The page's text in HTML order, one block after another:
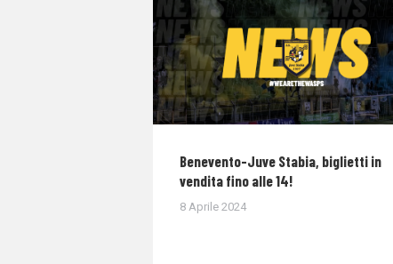
Benevento-Juve Stabia, biglietti in
vendita fino alle 14!
8 Aprile 2024